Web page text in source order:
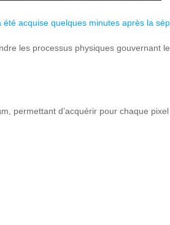
acquise quelques minutes après la
les processus physiques gouvernant
permettant d’acquérir pour chaque pixel